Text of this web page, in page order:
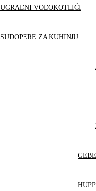
UGRADNI VODOKOTLIĆI
SUDOPERE ZA KUHINJU